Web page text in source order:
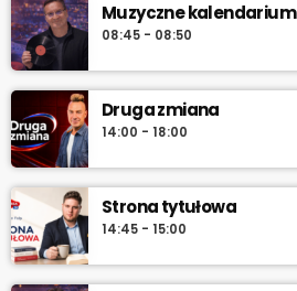
Muzyczne kalendarium
08:45 - 08:50
Druga zmiana
14:00 - 18:00
Strona tytułowa
14:45 - 15:00